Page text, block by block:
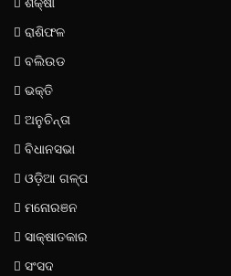
ରାଶିଫଳ
ବଲିଉଡ
ଭକ୍ତି
ଅନୁଚିନ୍ତା
ବିଧାନସଭା
ଓଡ଼ିଆ ଗଳ୍ପ
ମନୋରଞନ
ସାକ୍ଷାତକାର
ସଂସଦ